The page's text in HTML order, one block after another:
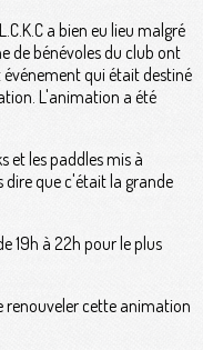
a bien eu lieu malgré
de bénévoles du club ont
qui était destiné
L'animation a été
et les paddles mis à
dire que c'était la grande
19h à 22h pour le plus
renouveler cette animation